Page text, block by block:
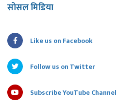
सोसल मिडिया
Like us on Facebook
Follow us on Twitter
Subscribe YouTube Channel